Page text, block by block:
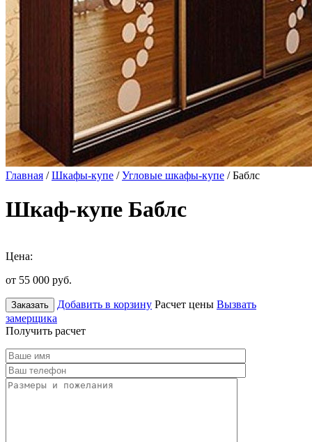
Главная /Шкафы-купе /Угловые шкафы-купе / Баблс
Шкаф-купе Баблс
Цена:
от 55 000 руб.
Заказать Добавить в корзину Расчет цены Вызвать
замерщика
Получить расчет